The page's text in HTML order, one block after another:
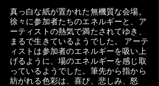
真っ白な紙が置かれた無機質な会場。
徐々に参加者たちのエネルギーと、ア
ーティストの熱気で満たされてゆき、
まるで生きているようでした。 アーテ
ィストは参加者のエネルギーを吸い上
げるように、場のエネルギーを感じ取
っているようでした。筆先から指から
紡がれる色彩は、喜び、悲しみ、怒